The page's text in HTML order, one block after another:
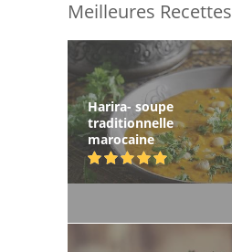
Meilleures Recettes
Harira- soupe
traditionnelle
marocaine